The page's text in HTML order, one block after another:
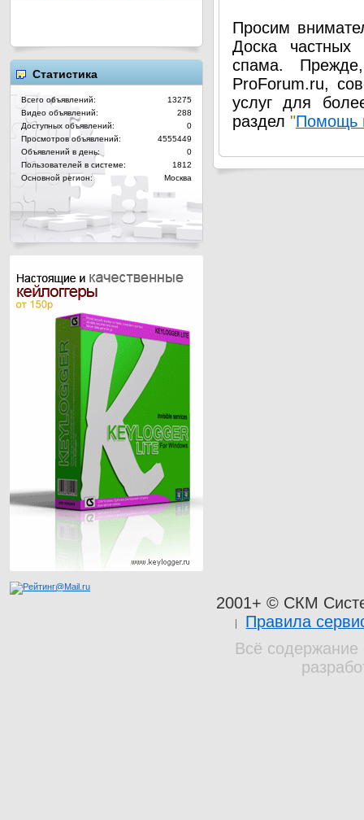
Просим
Доска частных
спама.
ProForum.ru,
услуг для
раздел "Помощь
Статистика
Всего объявлений:
13275
Видео объявлений:
288
Доступных объявлений:
0
Просмотров объявлений:
4555449
Объявлений в день:
0
Пользователей в системе:
1812
Основной регион:
Москва
2001+ © СКМ
Правила
Всё содержание